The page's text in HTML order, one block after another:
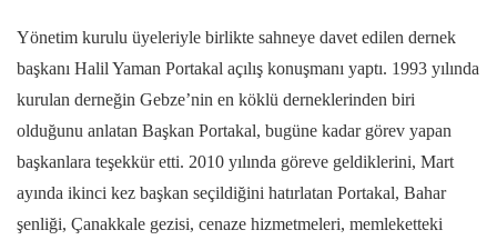
Yönetim kurulu üyeleriyle birlikte sahneye davet edilen dernek
başkanı Halil Yaman Portakal açılış konuşmanı yaptı. 1993 yılında
kurulan derneğin Gebze’nin en köklü derneklerinden biri
olduğunu anlatan Başkan Portakal, bugüne kadar görev yapan
başkanlara teşekkür etti. 2010 yılında göreve geldiklerini, Mart
ayında ikinci kez başkan seçildiğini hatırlatan Portakal, Bahar
şenliği, Çanakkale gezisi, cenaze hizmetmeleri, memleketteki